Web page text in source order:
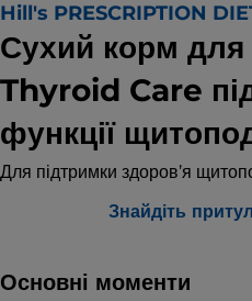
Hill's PRESCRIPTION
Сухий корм для
Thyroid Care
функції
Для підтримки здоров’я
Знайдіть
Основні моменти